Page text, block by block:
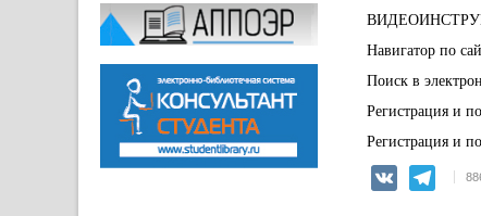
Навигатор по
Поиск в
Регистрация и
Регистрация и
VK